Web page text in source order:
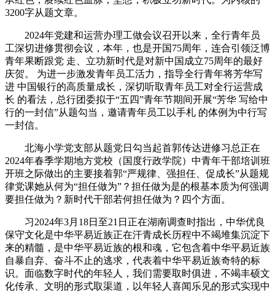
3200字从题文章。
2024年党建和运营办理工做会议召开以来，全行青年员
工深切进修贯彻会议，本年，也是开国75周年，连合引领泛博
青年果断跟党 走、立功新时代是对新中国成立75周年的最好
庆贺。 为进一步激发青年员工活力，指导全行青年将芳华写
进 中国银行的高质量成长，深切听取青年员工对全行运营成
长 的看法，总行团委拟于“五四”青年节期间开展“芳华 写给中
行的一封信”从题勾当，邀请青年员工以手札 的体例为中行写
一封信。
北海小学党支部从题党日勾当起首郭传达进修习总正在
2024年春季学期地方党校（国度行政学院）中青年干部培训班
开班之际做出的主要接着郭“严规律、强担任、促成长”从题规
律党课她从何为“担任做为”？担任做为是的根基本质为何强调
要担任做为？新时代干部若何担任做为？四个方面。
习2024年3月18日至21日正在湖南调查时指出，中华优良
保守文化是中华平易近族正在汗青成长历程中不竭堆集沉淀下
来的精髓，是中华平易近族的根和魂，它包含着中华平易近族
自暴自弃、奋斗不止的逃求，代表着中华平易近族奇特的标
识。面临数字时代的年轻人，我们需要取时俱进，不竭丰硕文
化传承、文明的形式取渠道，以年轻人喜闻乐见的形式实现中